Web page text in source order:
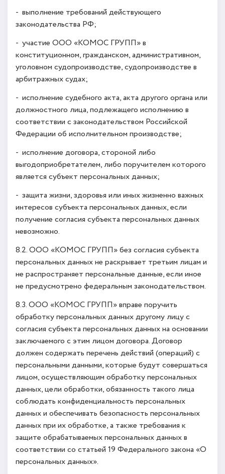
- выполнение требований действующего
законодательства РФ;
- участие ООО «КОМОС ГРУПП» в
конституционном, гражданском, административном,
уголовном судопроизводстве, судопроизводстве в
арбитражных судах;
- исполнение судебного акта, акта другого органа или
должностного лица, подлежащего исполнению в
соответствии с законодательством Российской
Федерации об исполнительном производстве;
- исполнение договора, стороной либо
выгодоприобретателем, либо поручителем которого
является субъект персональных данных;
- защита жизни, здоровья или иных жизненно важных
интересов субъекта персональных данных, если
получение согласия субъекта персональных данных
невозможно.
8.2. ООО «КОМОС ГРУПП» без согласия субъекта
персональных данных не раскрывает третьим лицам и
не распространяет персональные данные, если иное
не предусмотрено федеральным законодательством.
8.3. ООО «КОМОС ГРУПП» вправе поручить
обработку персональных данных другому лицу с
согласия субъекта персональных данных на основании
заключаемого с этим лицом договора. Договор
должен содержать перечень действий (операций) с
персональными данными, которые будут совершаться
лицом, осуществляющим обработку персональных
данных, цели обработки, обязанность такого лица
соблюдать конфиденциальность персональных
данных и обеспечивать безопасность персональных
данных при их обработке, а также требования к
защите обрабатываемых персональных данных в
соответствии со статьей 19 Федерального закона «О
персональных данных».